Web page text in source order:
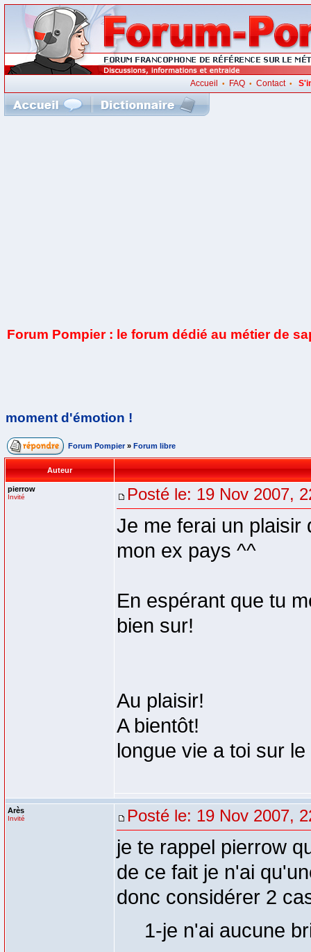
Accueil • FAQ• Contact•
Forum Pompier : le forum dédié au métier de
moment d'émotion !
Forum Pompier » Forum libre
Auteur
pierrow
Invité Posté le: 19 Nov 2007,
Je me ferai un plaisir
mon ex pays ^^
En espérant que tu
bien sur!
Au plaisir!
A bientôt!
longue vie a toi sur
Arès
Invité Posté le: 19 Nov 2007,
je te rappel pierrow
de ce fait je n'ai
donc considérer 2
1-je n'ai aucune